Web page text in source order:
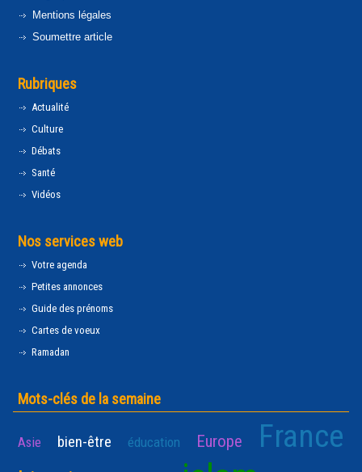
Mentions légales
Soumettre article
Rubriques
Actualité
Culture
Débats
Santé
Vidéos
Nos services web
Votre agenda
Petites annonces
Guide des prénoms
Cartes de voeux
Ramadan
Mots-clés de la semaine
Asie bien-être éducation Europe France